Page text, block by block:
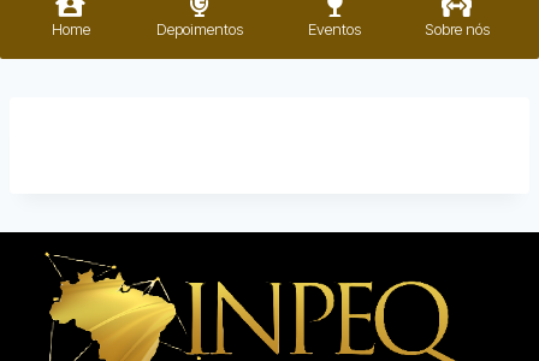
Home Depoimentos Eventos Sobre nós